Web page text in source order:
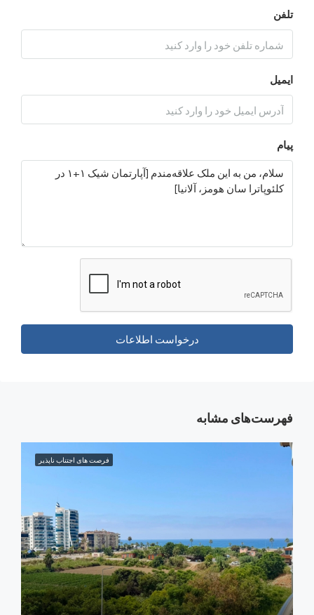
درخواست اطلاعات
مشابه
فرصت های اجتناب ناپذیر